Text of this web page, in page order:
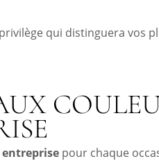
qui distinguera vos
pour chaque